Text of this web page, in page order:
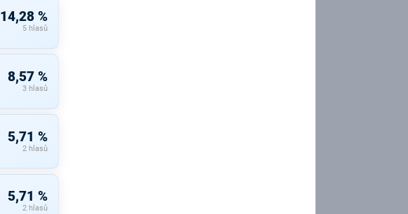
14,28 %
5 hlasů
8,57 %
3 hlasů
5,71 %
2 hlasů
5,71 %
2 hlasů